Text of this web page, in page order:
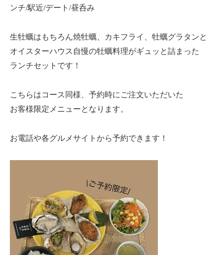
ンチ/駅近/デート/昼呑み
生牡蠣はもちろん焼牡蠣、カキフライ、牡蠣グラタンと
オイスターハウス自慢の牡蠣料理がギュッと詰まった
ランチセットです！
こちらはコース同様、予約時にご注文いただいた
お客様限定メニューとなります。
お電話や各グルメサイトから予約できます！